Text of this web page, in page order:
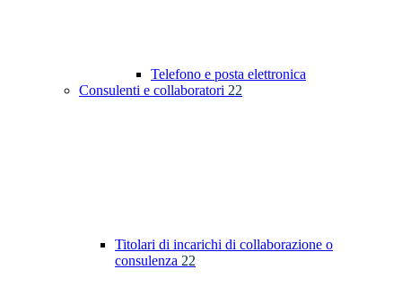
Telefono e posta elettronica
Consulenti e collaboratori 22
Titolari di incarichi di collaborazione o
consulenza 22